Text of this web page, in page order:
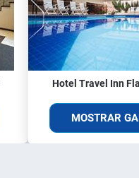
Hotel Travel Inn
MOSTRAR